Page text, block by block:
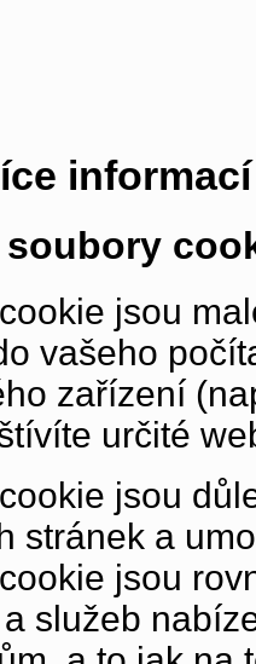
jsou
vašeho
zařízení
určité
jsou
stránek a
jsou
služeb